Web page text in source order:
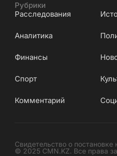
Рубрики
Расследования
Аналитика
Финансы
Cпорт
Комментарий
Свидетельство о
© 2025 CMN.KZ. Все права